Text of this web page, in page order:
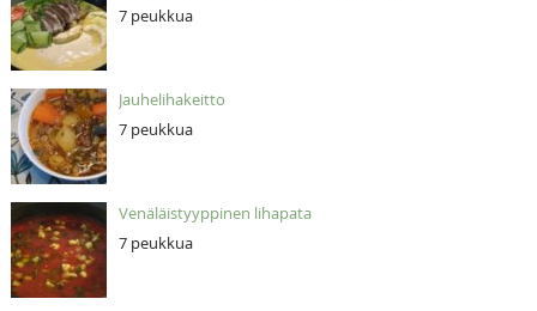
7 peukkua
Jauhelihakeitto
7 peukkua
Venäläistyyppinen lihapata
7 peukkua